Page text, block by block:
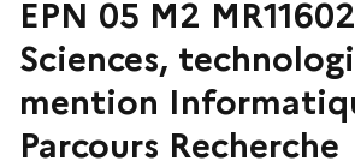
EPN 05 M2
Sciences,
mention
Parcours Recherche